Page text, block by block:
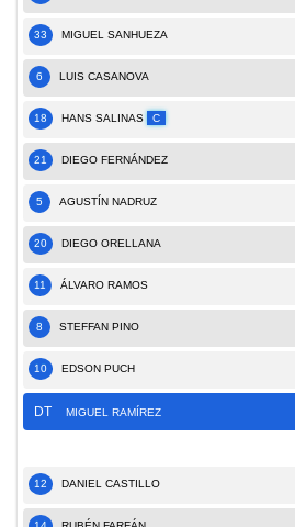
33 MIGUEL SANHUEZA
6 LUIS CASANOVA
18 HANS SALINAS C
21 DIEGO FERNÁNDEZ
5 AGUSTÍN NADRUZ
20 DIEGO ORELLANA
11 ÁLVARO RAMOS
8 STEFFAN PINO
10 EDSON PUCH
DT MIGUEL RAMÍREZ
12 DANIEL CASTILLO